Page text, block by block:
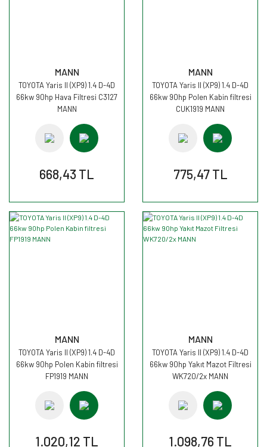
MANN
TOYOTA Yaris II (XP9) 1.4 D-4D
66kw 90hp Hava Filtresi C3127
MANN
668,43 TL
MANN
TOYOTA Yaris II (XP9) 1.4 D-4D
66kw 90hp Polen Kabin filtresi
CUK1919 MANN
775,47 TL
MANN
TOYOTA Yaris II (XP9) 1.4 D-4D
66kw 90hp Polen Kabin filtresi
FP1919 MANN
1.020,12 TL
MANN
TOYOTA Yaris II (XP9) 1.4 D-4D
66kw 90hp Yakıt Mazot Filtresi
WK720/2x MANN
1.098,76 TL